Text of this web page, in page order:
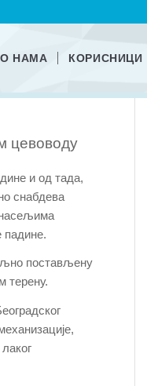
О НАМА КОРИСНИЦИ
цевоводу
и од тада,
снабдева
насељима
падине.
постављену
терену.